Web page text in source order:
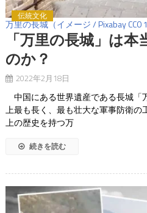
万里の長城（イメージ / Pixabay CC0
伝統文化
「万里の長城」は
のか？
2022年2月18日
中国にある世界遺産である長城「
上最も長く、最も壮大な軍事防衛
上の歴史を持つ万
続きを読む